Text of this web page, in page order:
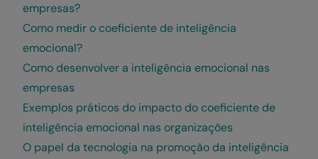
empresas?
Como medir o coeficiente de inteligência
emocional?
Como desenvolver a inteligência emocional nas
empresas
Exemplos práticos do impacto do coeficiente de
inteligência emocional nas organizações
O papel da tecnologia na promoção da inteligência